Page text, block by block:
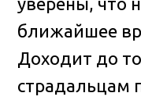
ближайшее
Доходит до
страдальцам